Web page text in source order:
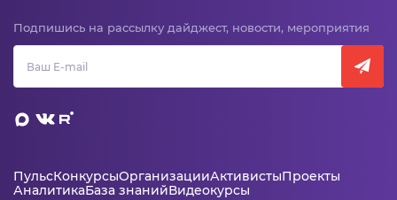
Подпишись на рассылку дайджест, новости, мероприятия
ПульсКонкурсыОрганизацииАктивистыПроекты
АналитикаБаза знанийВидеокурсы